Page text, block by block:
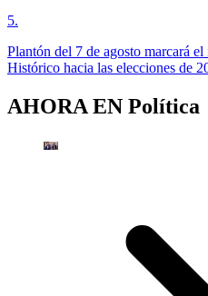
5.
Plantón del 7 de agosto marcará
Histórico hacia las elecciones de
AHORA EN Política